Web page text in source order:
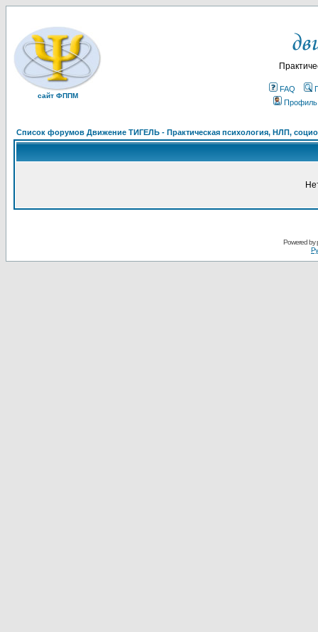
сайт ФППМ
FAQ
Профиль
Список форумов Движение ТИГЕЛЬ - Практическая психология, НЛП,
Powered by